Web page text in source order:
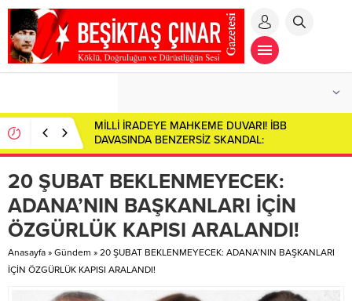
Toplumsal Aynada Derin Çatlaklar: Sosyal
Çürümenin Anatomisi…
​20 ŞUBAT BEKLENMEYECEK:
ADANA’NIN BAŞKANLARI İÇİN
ÖZGÜRLÜK KAPISI ARALANDI!
Anasayfa » Gündem » ​20 ŞUBAT BEKLENMEYECEK: ADANA’NIN BAŞKANLARI
İÇİN ÖZGÜRLÜK KAPISI ARALANDI!